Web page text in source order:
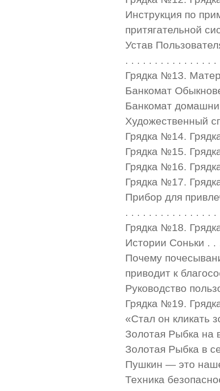
Инструкция по
притягательной
Устав
. . . . . . . . . . . . . . .
Грядка №13.
Банкомат
Банкомат
Художественный
Грядка №14.
Грядка №15.
Грядка №16.
Грядка №17.
Прибор для
. . . . . . . . . . . . . . . .
Грядка №18.
Истории Соньки .
Почему
приводит к
Руководство
Грядка №19.
«Стал он кликать
Золотая Рыбка на
Золотая Рыбка в
Пушкин — это
Техника